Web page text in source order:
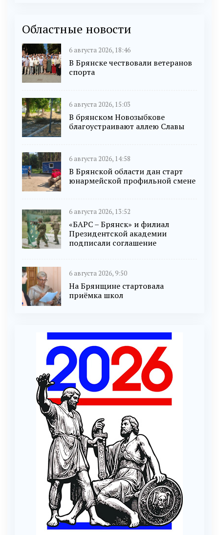
Областные новости
6 августа 2026, 18:46
В Брянске чествовали ветеранов
спорта
6 августа 2026, 15:03
В брянском Новозыбкове
благоустраивают аллею Славы
6 августа 2026, 14:58
В Брянской области дан старт
юнармейской профильной смене
6 августа 2026, 13:52
«БАРС – Брянск» и филиал
Президентской академии
подписали соглашение
6 августа 2026, 9:50
На Брянщине стартовала
приёмка школ